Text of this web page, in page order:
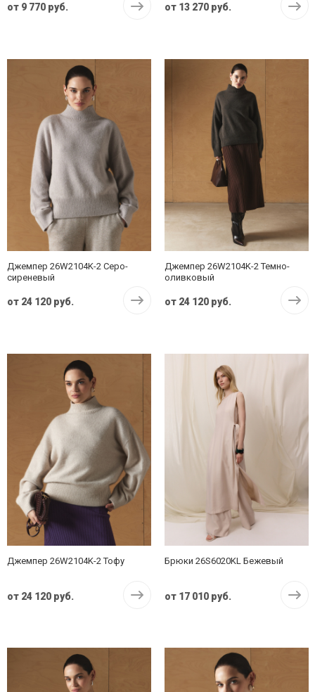
от 9 770 руб. от 13 270 руб.
Джемпер 26W2104K-2 Серо-
сиреневый
от 24 120 руб.
Джемпер 26W2104K-2 Темно-
оливковый
от 24 120 руб.
Джемпер 26W2104K-2 Тофу
от 24 120 руб.
Брюки 26S6020KL Бежевый
от 17 010 руб.